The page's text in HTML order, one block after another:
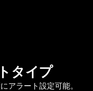
タイプ
アラート設定可能。